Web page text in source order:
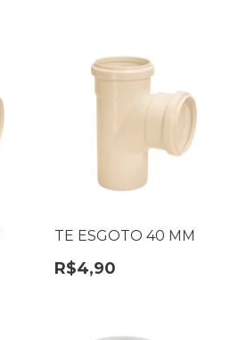
TE ESGOTO 40 MM
R$4,90